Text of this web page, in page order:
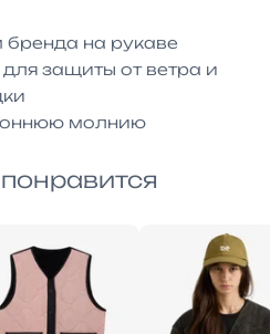
бренда на рукаве
защиты от ветра и
молнию